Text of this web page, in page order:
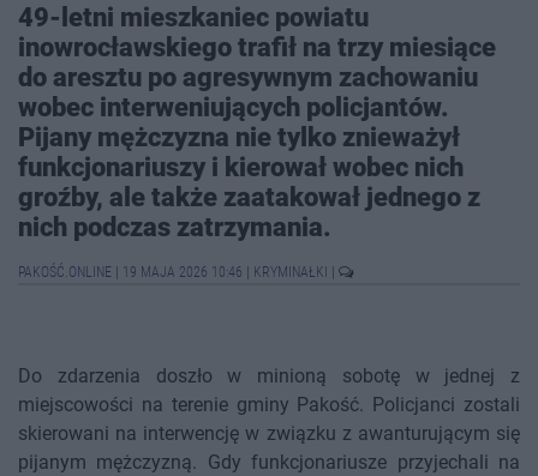
49-letni mieszkaniec powiatu
inowrocławskiego trafił na trzy miesiące
do aresztu po agresywnym zachowaniu
wobec interweniujących policjantów.
Pijany mężczyzna nie tylko znieważył
funkcjonariuszy i kierował wobec nich
groźby, ale także zaatakował jednego z
nich podczas zatrzymania.
PAKOŚĆ.ONLINE 19 MAJA 2026 10:46 KRYMINAŁKI
Do zdarzenia doszło w minioną sobotę w jednej z
miejscowości na terenie gminy Pakość. Policjanci zostali
skierowani na interwencję w związku z awanturującym się
pijanym mężczyzną. Gdy funkcjonariusze przyjechali na